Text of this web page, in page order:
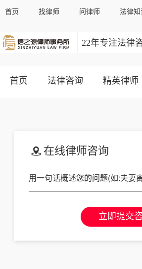
首页 找律师 问律师 法律知
22年专注法律
首页 法律咨询 精英律师
在线律师咨询
立即提交